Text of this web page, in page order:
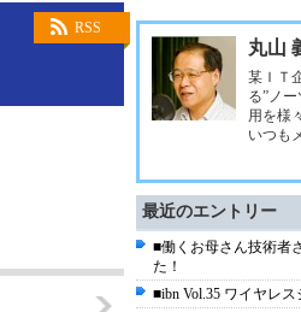
RSS
丸山
某ＩＴ
る”ノ
用を様
いつも
最近のエントリー
■働くお母さん技術者
た！
■ibn Vol.35 ワイヤレス